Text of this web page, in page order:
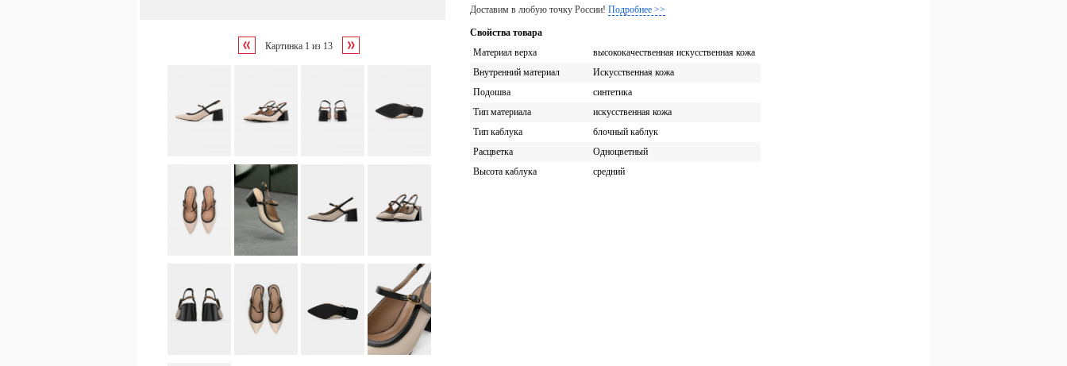
Картинка 1 из 13
Доставим в любую точку России! Подробнее >>
Свойства товара
Материал верха
высококачественная искусственная кожа
Внутренний материал
Искусственная кожа
Подошва
синтетика
Тип материала
искусственная кожа
Тип каблука
блочный каблук
Расцветка
Одноцветный
Высота каблука
средний